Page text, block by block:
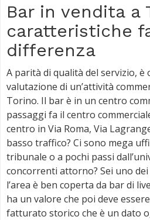
Bar in vendita a
caratteristiche
differenza
A parità di qualità del servizio, è
valutazione di un’attività
Torino. Il bar è in un centro
passaggi fa il centro
centro in Via Roma, Via
basso traffico? Ci sono mega
tribunale o a pochi passi
concorrenti attorno? Sei uno
l’area è ben coperta da bar di
ha un valore che poi deve
fatturato storico che è un dato